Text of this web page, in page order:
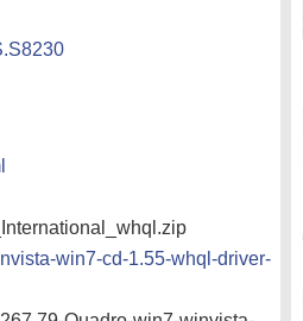
win7-cd-1.55-whql-driver-